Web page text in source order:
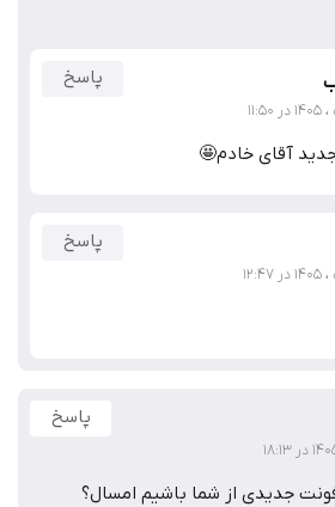
پاسخ
آقای خادم🤩
پاسخ
پاسخ
جدیدی از شما باشیم امسال؟